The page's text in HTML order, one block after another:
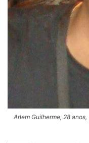
Arlem Guilherme, 28